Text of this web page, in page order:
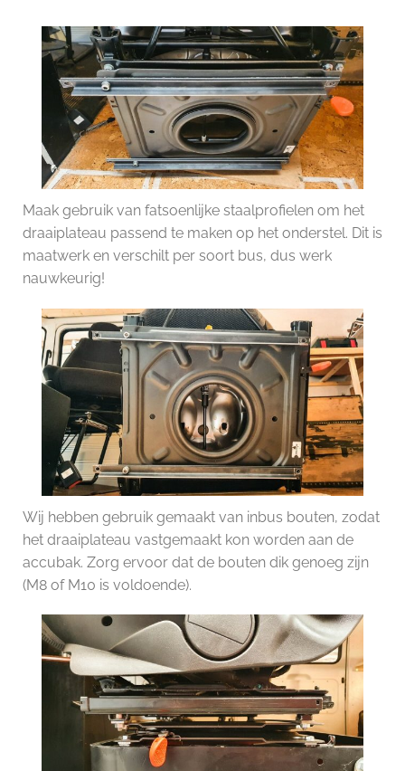
Maak gebruik van fatsoenlijke staalprofielen om het
draaiplateau passend te maken op het onderstel. Dit is
maatwerk en verschilt per soort bus, dus werk
nauwkeurig!
Wij hebben gebruik gemaakt van inbus bouten, zodat
het draaiplateau vastgemaakt kon worden aan de
accubak. Zorg ervoor dat de bouten dik genoeg zijn
(M8 of M10 is voldoende).